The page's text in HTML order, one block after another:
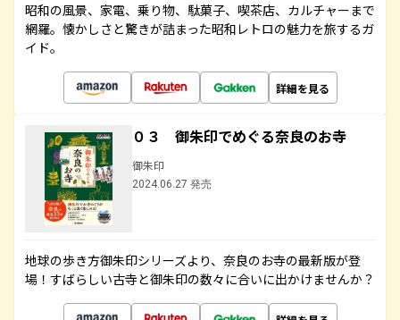
昭和の風景、家電、乗り物、駄菓子、喫茶店、カルチャーまで
網羅。懐かしさと驚きが詰まった昭和レトロの魅力を旅するガ
イド。
詳細を見る
０３ 御朱印でめぐる奈良のお寺
御朱印
2024.06.27 発売
地球の歩き方御朱印シリーズより、奈良のお寺の最新版が登
場！すばらしい古寺と御朱印の数々に合いに出かけませんか？